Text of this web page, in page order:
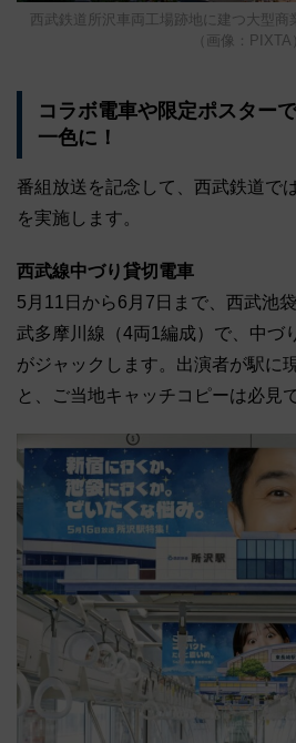
西武鉄道所沢車両工場跡地に建つ大型商
（画像：PIXTA）
コラボ電車や限定ポスター
一色に！
番組放送を記念して、西武鉄道で
を実施します。
西武線中づり貸切電車
5月11日から6月7日まで、西武池
武多摩川線（4両1編成）で、中づ
がジャックします。出演者が駅に
と、ご当地キャッチコピーは必見で